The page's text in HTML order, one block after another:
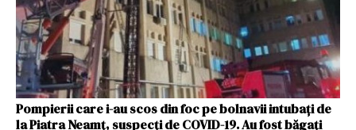
Pompierii care i-au scos din foc pe bolnavii intubați de
la Piatra Neamţ, suspecți de COVID-19. Au fost băgați